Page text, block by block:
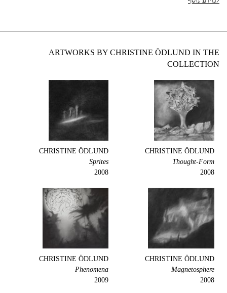
ARTWORKS BY CHRISTINE ÖDLUND IN THE
COLLECTION
CHRISTINE ÖDLUND
Thought-Form
2008
CHRISTINE ÖDLUND
Sprites
2008
CHRISTINE ÖDLUND
Magnetosphere
2008
CHRISTINE ÖDLUND
Phenomena
2009